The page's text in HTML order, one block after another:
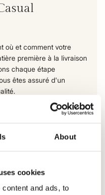
About
cookies
and ads, to
où et comment votre
première à la livraison
chaque étape
êtes assuré d'un